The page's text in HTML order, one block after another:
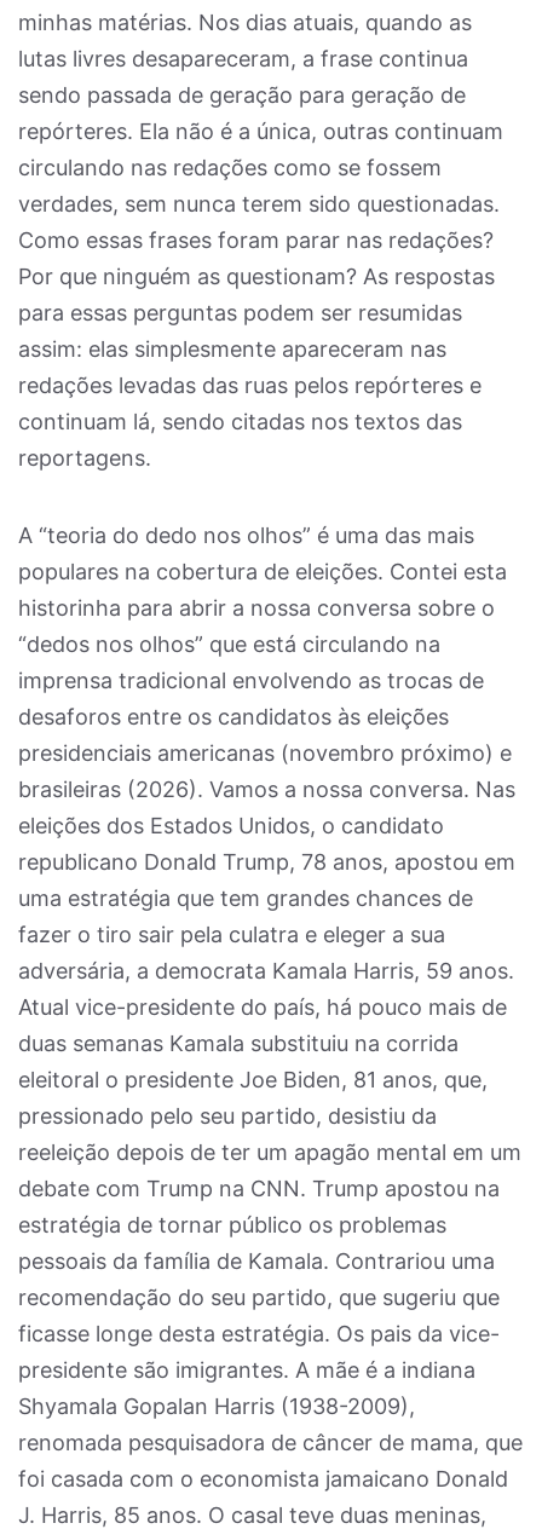
minhas matérias. Nos dias atuais, quando as
lutas livres desapareceram, a frase continua
sendo passada de geração para geração de
repórteres. Ela não é a única, outras continuam
circulando nas redações como se fossem
verdades, sem nunca terem sido questionadas.
Como essas frases foram parar nas redações?
Por que ninguém as questionam? As respostas
para essas perguntas podem ser resumidas
assim: elas simplesmente apareceram nas
redações levadas das ruas pelos repórteres e
continuam lá, sendo citadas nos textos das
reportagens.
A “teoria do dedo nos olhos” é uma das mais
populares na cobertura de eleições. Contei esta
historinha para abrir a nossa conversa sobre o
“dedos nos olhos” que está circulando na
imprensa tradicional envolvendo as trocas de
desaforos entre os candidatos às eleições
presidenciais americanas (novembro próximo) e
brasileiras (2026). Vamos a nossa conversa. Nas
eleições dos Estados Unidos, o candidato
republicano Donald Trump, 78 anos, apostou em
uma estratégia que tem grandes chances de
fazer o tiro sair pela culatra e eleger a sua
adversária, a democrata Kamala Harris, 59 anos.
Atual vice-presidente do país, há pouco mais de
duas semanas Kamala substituiu na corrida
eleitoral o presidente Joe Biden, 81 anos, que,
pressionado pelo seu partido, desistiu da
reeleição depois de ter um apagão mental em um
debate com Trump na CNN. Trump apostou na
estratégia de tornar público os problemas
pessoais da família de Kamala. Contrariou uma
recomendação do seu partido, que sugeriu que
ficasse longe desta estratégia. Os pais da vice-
presidente são imigrantes. A mãe é a indiana
Shyamala Gopalan Harris (1938-2009),
renomada pesquisadora de câncer de mama, que
foi casada com o economista jamaicano Donald
J. Harris, 85 anos. O casal teve duas meninas,